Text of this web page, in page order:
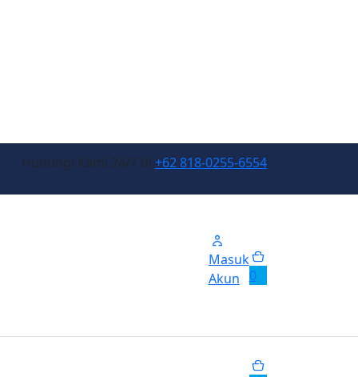
Hubungi Kami 24/7 di +62 818-0255-6554
Masuk
Akun
0